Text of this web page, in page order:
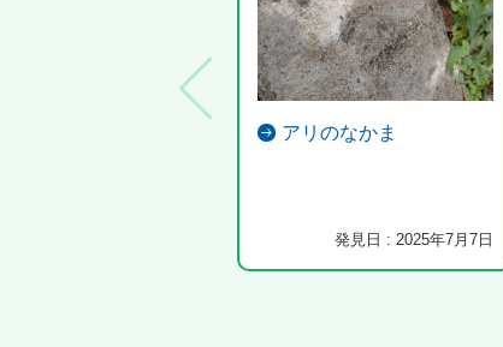
アリのなかま
発見日 : 2025年7月7日